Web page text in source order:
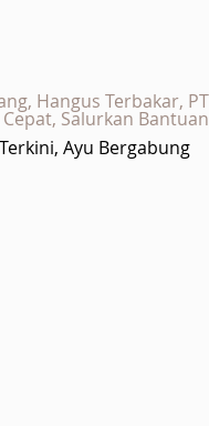
Hangus Terbakar, PT
Salurkan Bantuan
Ayu Bergabung